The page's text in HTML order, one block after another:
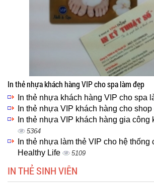
In thẻ nhựa khách hàng VIP cho spa làm đẹp
In thẻ nhựa khách hàng VIP cho spa
In thẻ nhựa VIP khách hàng cho shop
In thẻ nhựa VIP khách hàng gia công
5364
In thẻ nhựa làm thẻ VIP cho hệ thống
Healthy Life
5109
IN THẺ SINH VIÊN